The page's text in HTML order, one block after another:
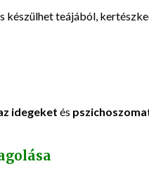
készülhet teájából,
idegeket és